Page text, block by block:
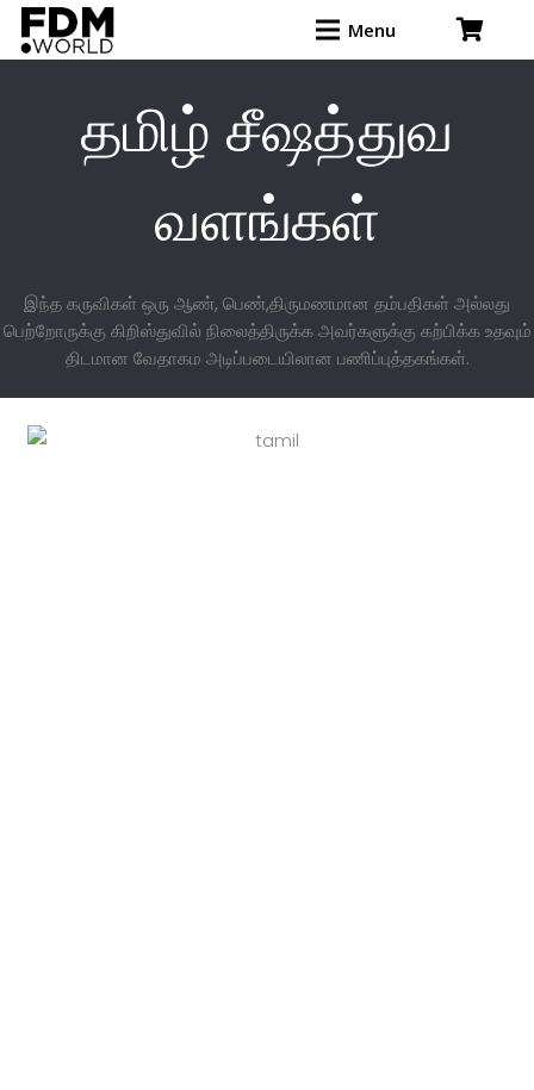
Menu
தமிழ் சீஷத்துவ
வளங்கள்
இந்த கருவிகள் ஒரு ஆண், பெண்,திருமணமான தம்பதிகள் அல்லது
பெற்றோருக்கு கிறிஸ்துவில் நிலைத்திருக்க அவர்களுக்கு கற்பிக்க உதவும்
திடமான வேதாகம அடிப்படையிலான பணிப்புத்தகங்கள்.